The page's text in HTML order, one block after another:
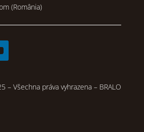
(România)
– Všechna práva vyhrazena – BRALO